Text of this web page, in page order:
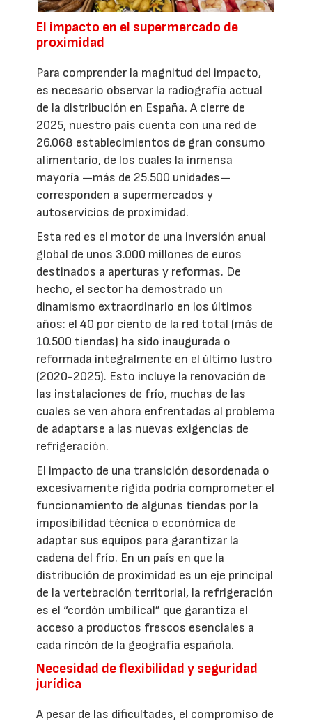
El impacto en el supermercado de
proximidad
Para comprender la magnitud del impacto,
es necesario observar la radiografía actual
de la distribución en España. A cierre de
2025, nuestro país cuenta con una red de
26.068 establecimientos de gran consumo
alimentario, de los cuales la inmensa
mayoría —más de 25.500 unidades—
corresponden a supermercados y
autoservicios de proximidad.
Esta red es el motor de una inversión anual
global de unos 3.000 millones de euros
destinados a aperturas y reformas. De
hecho, el sector ha demostrado un
dinamismo extraordinario en los últimos
años: el 40 por ciento de la red total (más de
10.500 tiendas) ha sido inaugurada o
reformada integralmente en el último lustro
(2020-2025). Esto incluye la renovación de
las instalaciones de frío, muchas de las
cuales se ven ahora enfrentadas al problema
de adaptarse a las nuevas exigencias de
refrigeración.
El impacto de una transición desordenada o
excesivamente rígida podría comprometer el
funcionamiento de algunas tiendas por la
imposibilidad técnica o económica de
adaptar sus equipos para garantizar la
cadena del frío. En un país en que la
distribución de proximidad es un eje principal
de la vertebración territorial, la refrigeración
es el “cordón umbilical” que garantiza el
acceso a productos frescos esenciales a
cada rincón de la geografía española.
Necesidad de flexibilidad y seguridad
jurídica
A pesar de las dificultades, el compromiso de